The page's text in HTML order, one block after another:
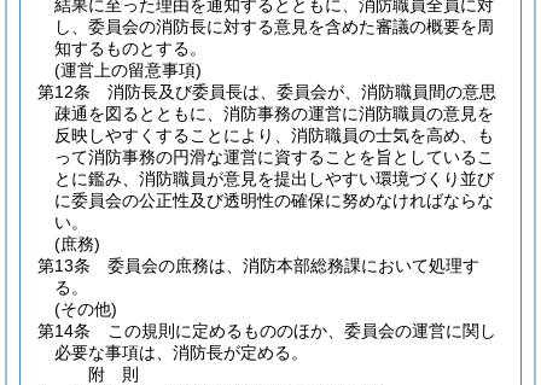
結果に至った理由を通知するとともに、消防職員全員に対
し、委員会の消防長に対する意見を含めた審議の概要を周
知するものとする。
(運営上の留意事項)
第12条
消防長及び委員長は、委員会が、消防職員間の意思
疎通を図るとともに、消防事務の運営に消防職員の意見を
反映しやすくすることにより、消防職員の士気を高め、も
って消防事務の円滑な運営に資することを旨としているこ
とに鑑み、消防職員が意見を提出しやすい環境づくり並び
に委員会の公正性及び透明性の確保に努めなければならな
い。
(庶務)
第13条
委員会の庶務は、消防本部総務課において処理す
る。
(その他)
第14条
この規則に定めるもののほか、委員会の運営に関し
必要な事項は、消防長が定める。
附 則